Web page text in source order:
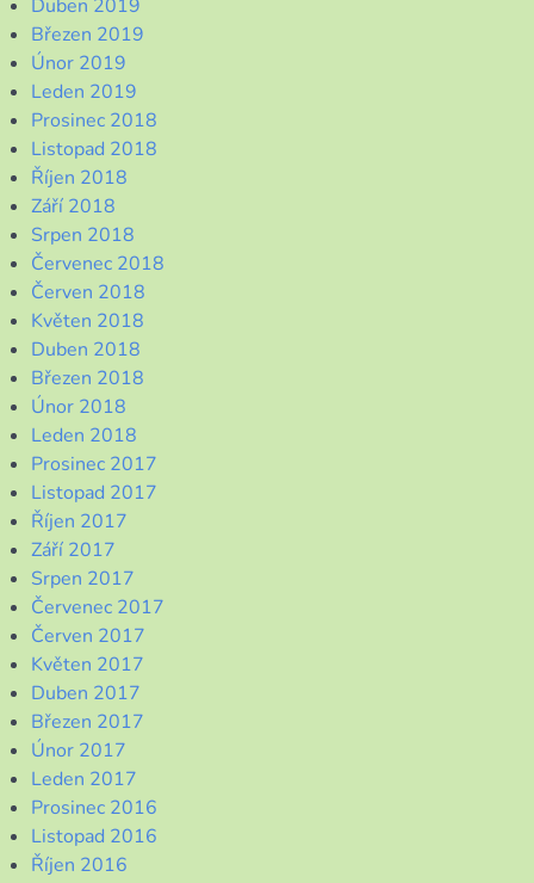
Duben 2019
Březen 2019
Únor 2019
Leden 2019
Prosinec 2018
Listopad 2018
Říjen 2018
Září 2018
Srpen 2018
Červenec 2018
Červen 2018
Květen 2018
Duben 2018
Březen 2018
Únor 2018
Leden 2018
Prosinec 2017
Listopad 2017
Říjen 2017
Září 2017
Srpen 2017
Červenec 2017
Červen 2017
Květen 2017
Duben 2017
Březen 2017
Únor 2017
Leden 2017
Prosinec 2016
Listopad 2016
Říjen 2016